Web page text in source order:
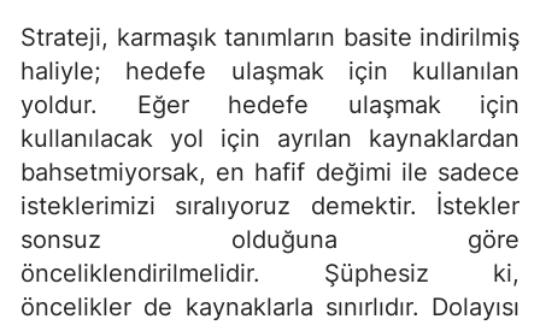
Strateji, karmaşık tanımların basite indirilmiş
haliyle; hedefe ulaşmak için kullanılan
yoldur. Eğer hedefe ulaşmak için
kullanılacak yol için ayrılan kaynaklardan
bahsetmiyorsak, en hafif değimi ile sadece
isteklerimizi sıralıyoruz demektir. İstekler
sonsuz olduğuna göre
önceliklendirilmelidir. Şüphesiz ki,
öncelikler de kaynaklarla sınırlıdır. Dolayısı